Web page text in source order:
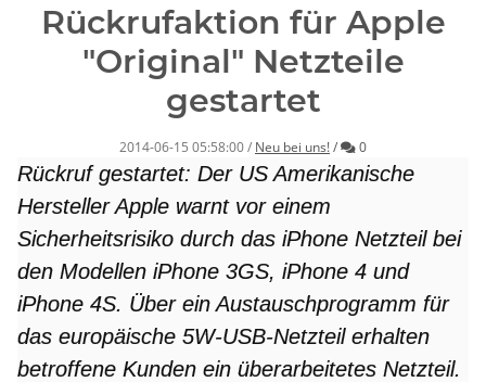
Rückrufaktion für Apple
"Original" Netzteile
gestartet
2014-06-15 05:58:00/ Neu bei uns!/ Kommentare
0
Rückruf gestartet: Der US Amerikanische
Hersteller Apple warnt vor einem
Sicherheitsrisiko durch das iPhone Netzteil bei
den Modellen iPhone 3GS, iPhone 4 und
iPhone 4S. Über ein Austauschprogramm für
das europäische 5W-USB-Netzteil erhalten
betroffene Kunden ein überarbeitetes Netzteil.